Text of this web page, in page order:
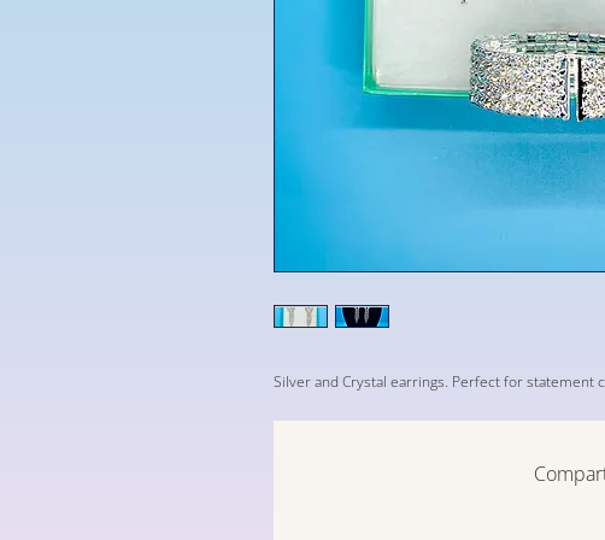
Silver and Crystal earrings. Perfect for statement